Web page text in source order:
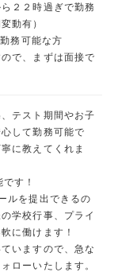
２２時過ぎで勤務
動有）
務可能な方
で、まずは面接で
テスト期間やお子
して勤務可能で
に教えてくれま
す！
ルを提出できるの
学校行事、プライ
に働けます！
いますので、急な
ローいたします。